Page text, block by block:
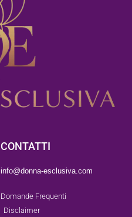
CONTATTI
info@donna-esclusiva.com
Domande Frequenti
Disclaimer